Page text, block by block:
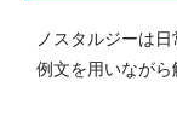
ノスタルジーは
例文を用いながら